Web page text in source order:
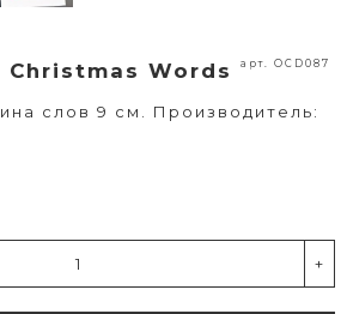
Words арт. OCD087
слов 9 см. Производитель:
+